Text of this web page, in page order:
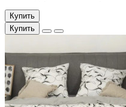
Купить
Купить